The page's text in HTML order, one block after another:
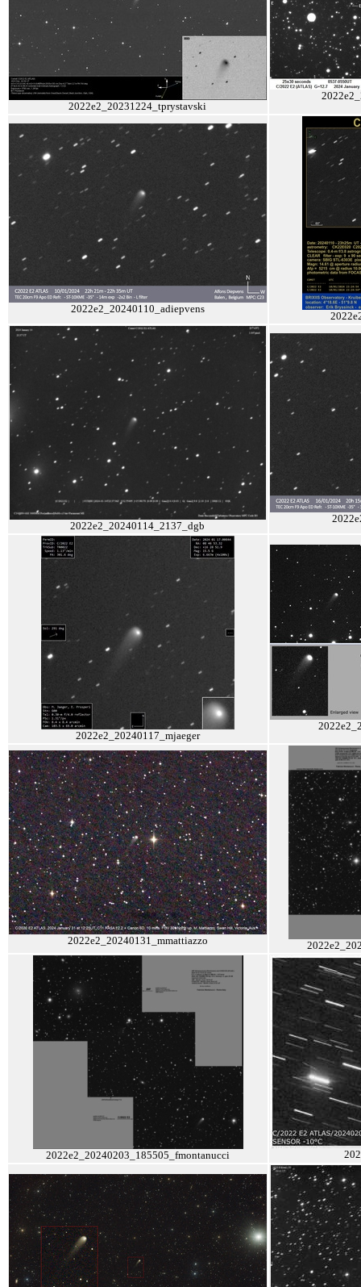
2022e2_20231224_tprystavski
2022e2_20240110_adiepvens
2022e2_20240114_2137_dgb
2022e2_20240117_mjaeger
2022e2_20240131_mmattiazzo
2022e2_20240203_185505_fmontanucci